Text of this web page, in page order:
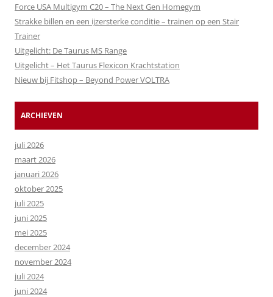
Force USA Multigym C20 – The Next Gen Homegym
Strakke billen en een ijzersterke conditie – trainen op een Stair
Trainer
Uitgelicht: De Taurus MS Range
Uitgelicht – Het Taurus Flexicon Krachtstation
Nieuw bij Fitshop – Beyond Power VOLTRA
ARCHIEVEN
juli 2026
maart 2026
januari 2026
oktober 2025
juli 2025
juni 2025
mei 2025
december 2024
november 2024
juli 2024
juni 2024